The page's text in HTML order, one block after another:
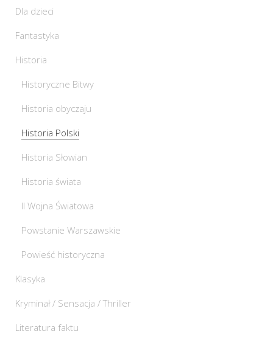
Dla dzieci
Fantastyka
Historia
Historyczne Bitwy
Historia obyczaju
Historia Polski
Historia Słowian
Historia świata
II Wojna Światowa
Powstanie Warszawskie
Powieść historyczna
Klasyka
Kryminał / Sensacja / Thriller
Literatura faktu